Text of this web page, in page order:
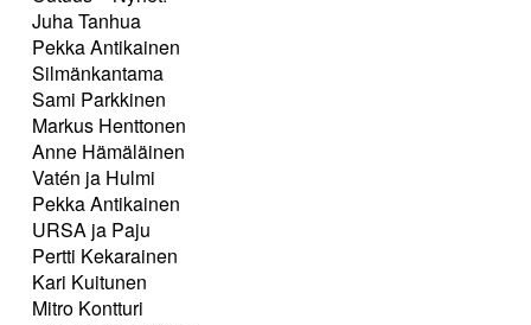
Juha Tanhua
Pekka Antikainen
Silmänkantama
Sami Parkkinen
Markus Henttonen
Anne Hämäläinen
Vatén ja Hulmi
Pekka Antikainen
URSA ja Paju
Pertti Kekarainen
Kari Kuitunen
Mitro Kontturi